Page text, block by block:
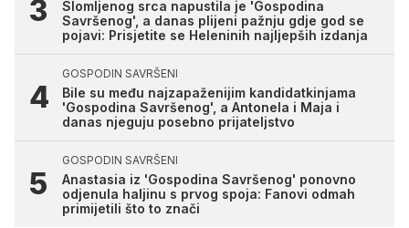
Slomljenog srca napustila je 'Gospodina
Savršenog', a danas plijeni pažnju gdje god se
pojavi: Prisjetite se Heleninih najljepših izdanja
GOSPODIN SAVRŠENI
Bile su među najzapaženijim kandidatkinjama
'Gospodina Savršenog', a Antonela i Maja i
danas njeguju posebno prijateljstvo
GOSPODIN SAVRŠENI
Anastasia iz 'Gospodina Savršenog' ponovno
odjenula haljinu s prvog spoja: Fanovi odmah
primijetili što to znači